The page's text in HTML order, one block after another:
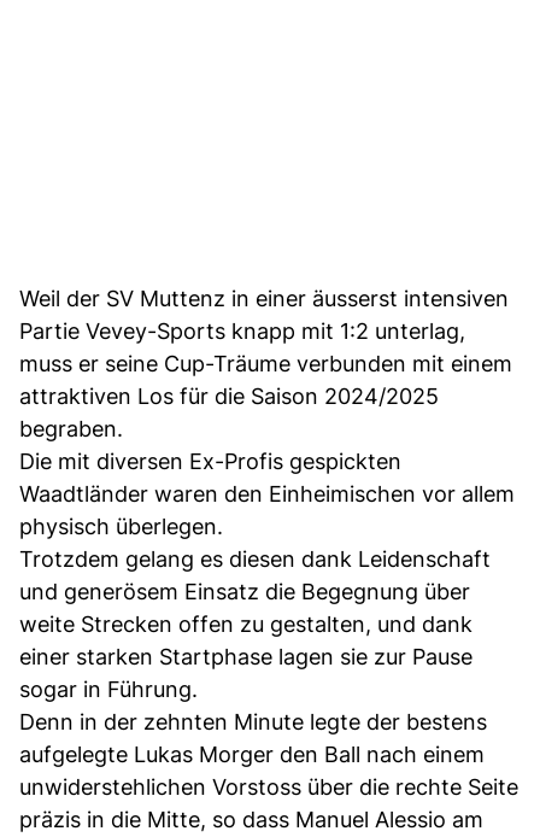
Weil der SV Muttenz in einer äusserst intensiven
Partie Vevey-Sports knapp mit 1:2 unterlag,
muss er seine Cup-Träume verbunden mit einem
attraktiven Los für die Saison 2024/2025
begraben.
Die mit diversen Ex-Profis gespickten
Waadtländer waren den Einheimischen vor allem
physisch überlegen.
Trotzdem gelang es diesen dank Leidenschaft
und generösem Einsatz die Begegnung über
weite Strecken offen zu gestalten, und dank
einer starken Startphase lagen sie zur Pause
sogar in Führung.
Denn in der zehnten Minute legte der bestens
aufgelegte Lukas Morger den Ball nach einem
unwiderstehlichen Vorstoss über die rechte Seite
präzis in die Mitte, so dass Manuel Alessio am